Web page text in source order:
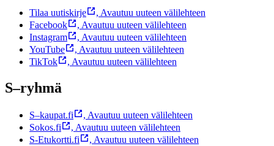
Tilaa uutiskirje , Avautuu uuteen välilehteen
Facebook
, Avautuu uuteen välilehteen
Instagram
, Avautuu uuteen välilehteen
YouTube
, Avautuu uuteen välilehteen
TikTok
, Avautuu uuteen välilehteen
S–ryhmä
S–kaupat.fi , Avautuu uuteen välilehteen
Sokos.fi
, Avautuu uuteen välilehteen
S-Etukortti.fi
, Avautuu uuteen välilehteen